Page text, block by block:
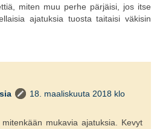
miten muu perhe pärjäisi, jos itse
ajatuksia tuosta taitaisi väkisin
18. maaliskuuta 2018 klo
mukavia ajatuksia. Kevyt